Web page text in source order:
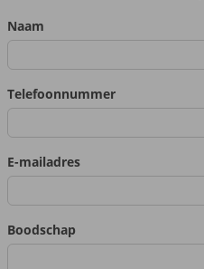
Naam
Telefoonnummer
E-mailadres
Boodschap